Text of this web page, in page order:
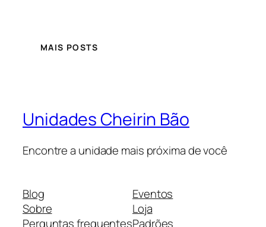
MAIS POSTS
Unidades Cheirin Bão
Encontre a unidade mais próxima de você
Blog
Sobre
Perguntas frequentes
Eventos
Loja
Padrões